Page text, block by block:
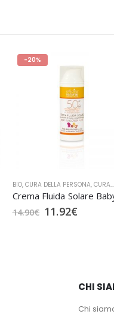
,CURA DELLA PERSONA BIO,
-20%
BIO, CURA DELLA PERSONA, CURA DELLA PERSONA BIO
14.90€ 11.92€
CHI
Chi